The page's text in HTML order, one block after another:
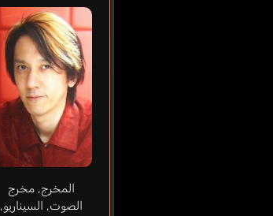
المخرج, مخرج
الصوت, السيناريو,